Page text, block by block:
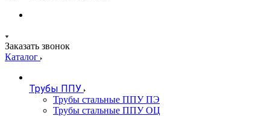
Заказать звонок
Каталог
Трубы ППУ
Трубы стальные ППУ ПЭ
Трубы стальные ППУ ОЦ